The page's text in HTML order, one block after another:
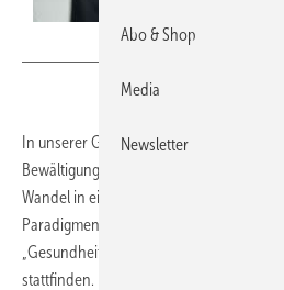
In unserer Gesellschaft hat das Heilen
Bewältigung der Herausforderungen
Wandel in einer überalternden
Paradigmenwechsel von „Heilen“ zur
„Gesundheitsförderung“ und
stattfinden. Es gilt, die Menschen
Abo & Shop
Media
Newsletter